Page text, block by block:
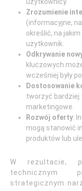
Zrozumienie
(informacyjne,
określić, na
użytkownik.
Odkrywanie
kluczowych
wcześniej były
Dostosowanie
tworzyć bardziej
marketingowe.
Rozwój oferty:
mogą stanowić
produktów lub
W rezultacie,
technicznym
strategicznym